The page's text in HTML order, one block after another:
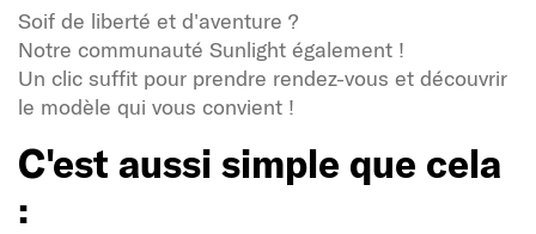
Soif de liberté et d'aventure ?
Notre communauté Sunlight également !
Un clic suffit pour prendre rendez-vous et découvrir
le modèle qui vous convient !
C'est aussi simple que cela
: